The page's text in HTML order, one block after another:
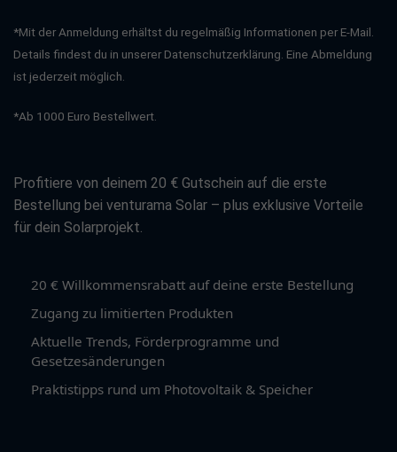
*Mit der Anmeldung erhältst du regelmäßig Informationen per E-Mail.
Details findest du in unserer Datenschutzerklärung. Eine Abmeldung
ist jederzeit möglich.
*Ab 1000 Euro Bestellwert.
Profitiere von deinem 20 € Gutschein auf die erste
Bestellung bei venturama Solar – plus exklusive Vorteile
für dein Solarprojekt.
20 € Willkommensrabatt auf deine erste Bestellung
Zugang zu limitierten Produkten
Aktuelle Trends, Förderprogramme und
Gesetzesänderungen
Praktistipps rund um Photovoltaik & Speicher